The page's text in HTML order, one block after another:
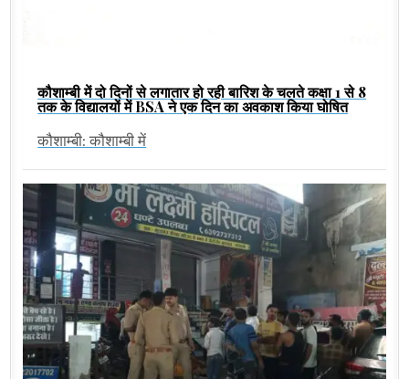
कौशाम्बी में दो दिनों से लगातार हो रही बारिश के चलते कक्षा 1 से 8
तक के विद्यालयों में BSA ने एक दिन का अवकाश किया घोषित
कौशाम्बी: कौशाम्बी में